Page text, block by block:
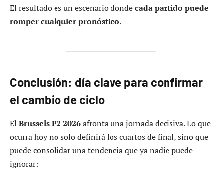
El resultado es un escenario dondecada partido puede
romper cualquier pronóstico.
Conclusión: día clave para confirmar
el cambio de ciclo
El Brussels P2 2026afronta una jornada decisiva. Lo que
ocurra hoy no solo definirá los cuartos de final, sino que
puede consolidar una tendencia que ya nadie puede
ignorar: